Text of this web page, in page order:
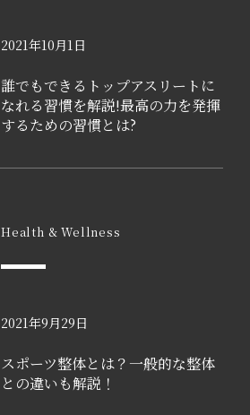
2021年10月1日
誰でもできるトップアスリートに
なれる習慣を解説!最高の力を発揮
するための習慣とは?
Health & Wellness
2021年9月29日
スポーツ整体とは？一般的な整体
との違いも解説！